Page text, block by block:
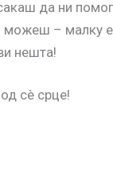
да ни
можеш – малку
нешта!
сè срце!